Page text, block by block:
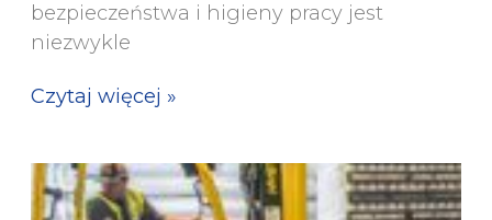
bezpieczeństwa i higieny pracy jest
niezwykle
Czytaj więcej »